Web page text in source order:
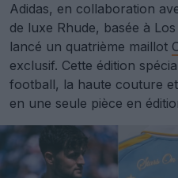
Adidas, en collaboration
de luxe Rhude, basée à
lancé un quatrième maillot
exclusif. Cette édition
football, la haute couture
en une seule pièce en